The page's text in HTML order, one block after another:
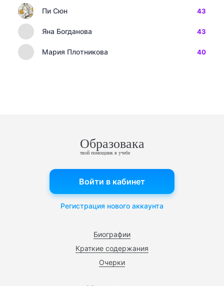
Пи Сюн 43
Яна Богданова 43
Мария Плотникова 40
Образовака
твой помощник в учебе
Биографии
Краткие содержания
Очерки
Войти в кабинет
Регистрация нового аккаунта